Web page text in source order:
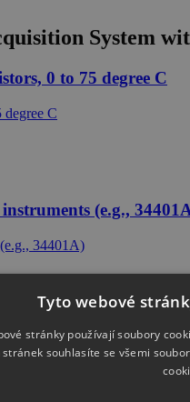
System
0 to 75 degree C
(e.g.,
250A, 34970A,
Tyto webové
stránky používají soubory
stránek souhlasíte se všemi